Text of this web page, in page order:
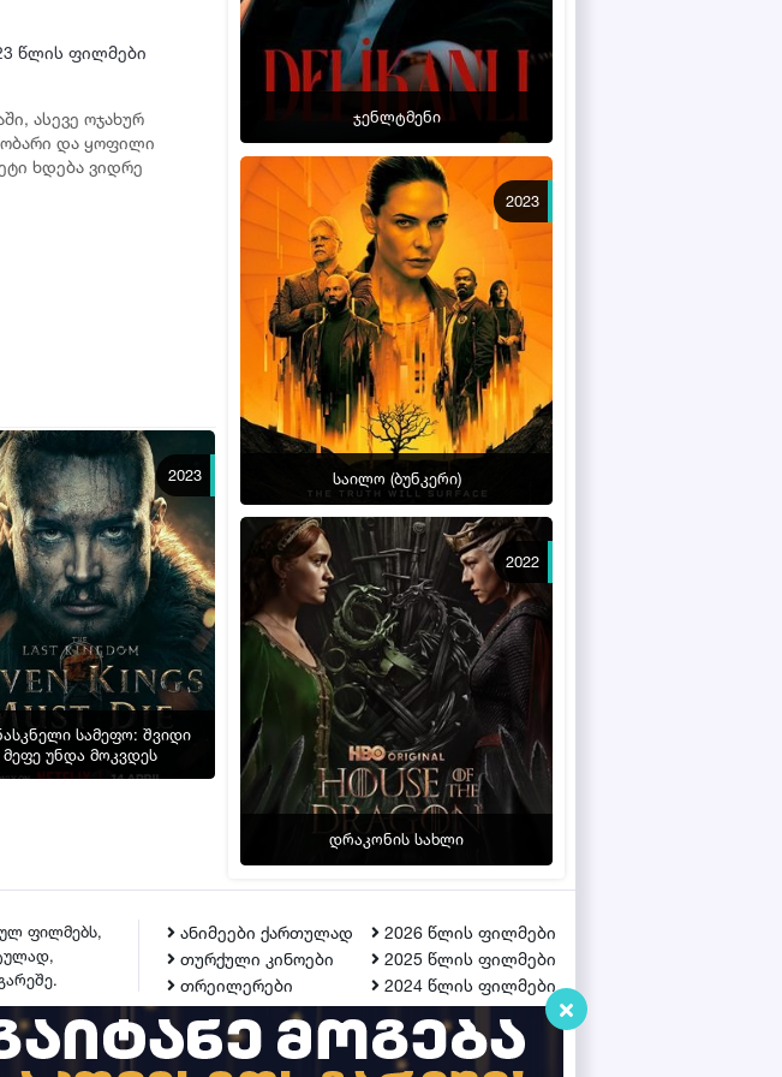
წლის ფილმები
ასევე ოჯახურ
და ყოფილი
ხდება ვიდრე
2023
სამეფო: შვიდი
მეფე უნდა მოკვდეს
ჯენლტმენი
2023
საილო (ბუნკერი)
2022
დრაკონის სახლი
ფილმებს,
ანიმეები ქართულად
თურქული კინოები
თრეილერები
2026 წლის ფილმები
2025 წლის ფილმები
2024 წლის ფილმები